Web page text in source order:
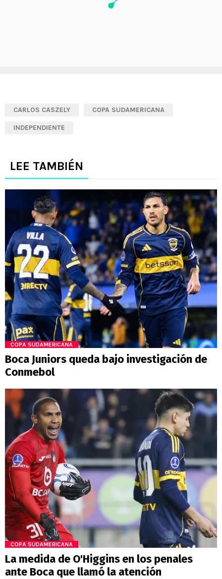
CARLOS CASZELY COPA SUDAMERICANA
INDEPENDIENTE
LEE TAMBIÉN
COPA SUDAMERICANA
Boca Juniors queda bajo investigación de
Conmebol
COPA SUDAMERICANA
La medida de O'Higgins en los penales
ante Boca que llamó la atención